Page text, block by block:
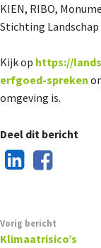
KIEN, RIBO,
Stichting Landschap
Kijk op https://
erfgoed-spreken
omgeving is.
Deel dit bericht
Vorig bericht
Klimaatrisico’s